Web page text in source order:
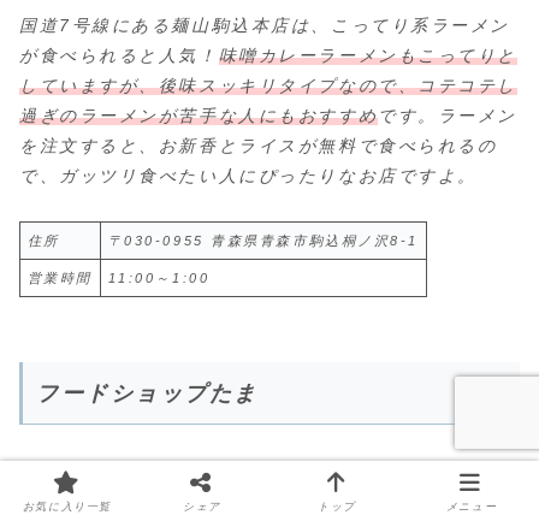
国道7号線にある麺山駒込本店は、こってり系ラーメン
が食べられると人気！ 味噌カレーラーメンもこってりと
していますが、後味スッキリタイプなので、コテコテし
過ぎのラーメンが苦手な人にもおすすめです。ラーメン
を注文すると、お新香とライスが無料で食べられるの
で、ガッツリ食べたい人にぴったりなお店ですよ。
住所 〒030-0955 青森県青森市駒込桐ノ沢8-1
営業時間 11:00～1:00
フードショップたま
お気に入り一覧 シェア トップ メニュー